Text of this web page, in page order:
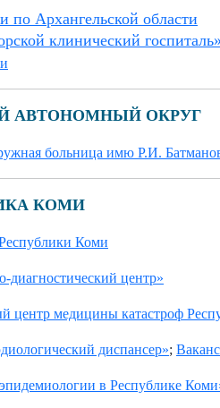
по Архангельской области
клинический
АВТОНОМНЫЙ ОКРУГ
больница имю Р.И.
КОМИ
Коми
диагностический центр»
центр медицины катастроф
диспансер»;
в Республике